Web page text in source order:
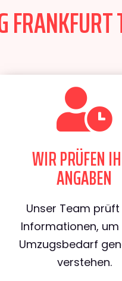
WIR PRÜFEN
ANGABEN
Unser Team prüft
Informationen, um
Umzugsbedarf
verstehen.